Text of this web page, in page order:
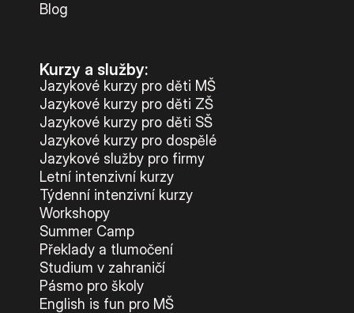
Blog
Kurzy a služby:
Jazykové kurzy pro děti MŠ
Jazykové kurzy pro děti ZŠ
Jazykové kurzy pro děti SŠ
Jazykové kurzy pro dospělé
Jazykové služby pro firmy
Letní intenzivní kurzy
Týdenní intenzivní kurzy
Workshopy
Summer Camp
Překlady a tlumočení
Studium v zahraničí
Pásmo pro školy
English is fun pro MŠ